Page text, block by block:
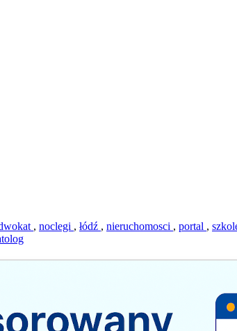
, noclegi , łódź , nieruchomosci , portal ,